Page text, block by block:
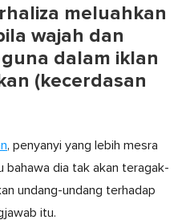
meluahkan
wajah dan
dalam iklan
(kecerdasan
, penyanyi yang lebih mesra
bahawa dia tak akan teragak-
undang-undang terhadap
itu.